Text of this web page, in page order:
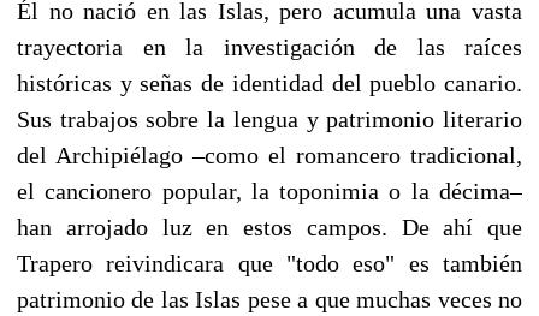
Él no nació en las Islas, pero acumula una vasta
trayectoria en la investigación de las raíces
históricas y señas de identidad del pueblo canario.
Sus trabajos sobre la lengua y patrimonio literario
del Archipiélago –como el romancero tradicional,
el cancionero popular, la toponimia o la décima–
han arrojado luz en estos campos. De ahí que
Trapero reivindicara que "todo eso" es también
patrimonio de las Islas pese a que muchas veces no